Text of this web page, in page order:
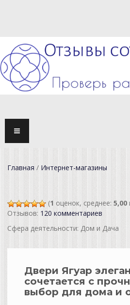
Главная/ Интернет-магазины
(1оценок, среднее:5,00
Отзывов: 120 комментариев
Сфера деятельности: Дом и Дача
Двери Ягуар
сочетается с
выбор для дома и